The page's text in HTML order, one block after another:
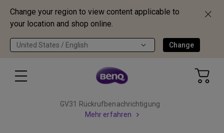
Change your region to view content applicable to
your location and shop online.
United States / English Change
GV31 Rückrufbenachrichtigung
Mehr erfahren